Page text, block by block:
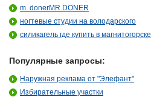
m. donerMR.DONER
ногтевые студии на володарского
силикагель где купить в магнитогорске
Популярные запросы:
Наружная реклама от "Элефант"
Избирательные участки